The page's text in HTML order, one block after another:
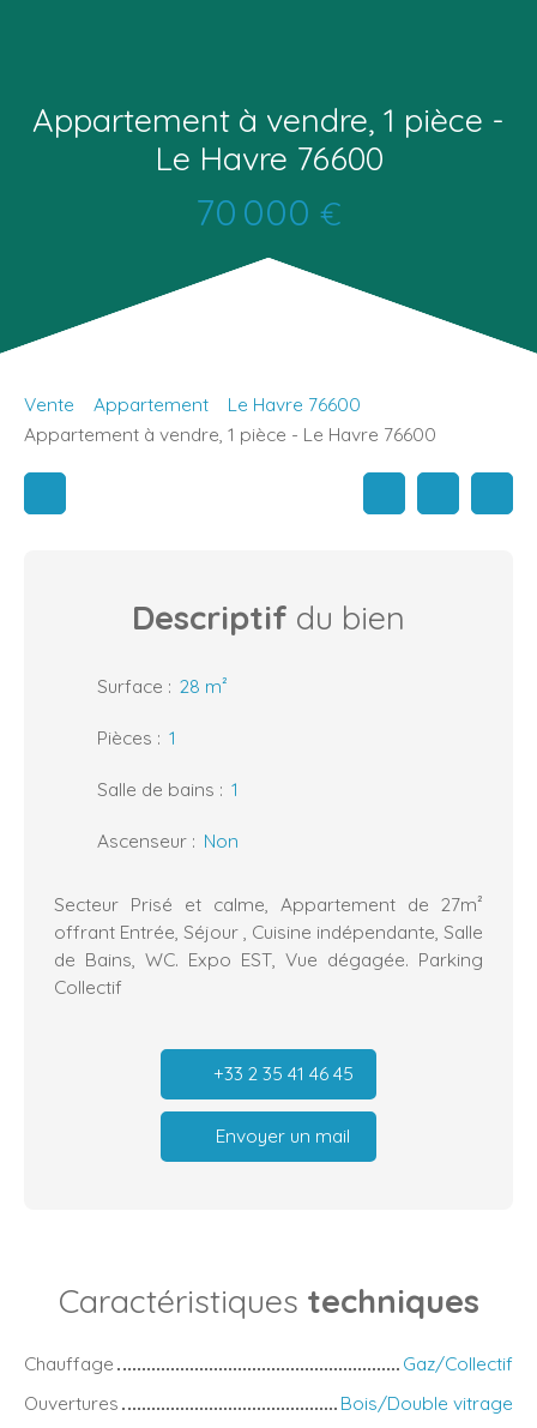
Appartement à vendre, 1 pièce -
Le Havre 76600
70 000 €
Vente Appartement
Le Havre 76600
Appartement à vendre, 1 pièce - Le Havre 76600
Descriptif du bien
Surface : 28 m²
Pièces : 1
Salle de bains : 1
Ascenseur : Non
Secteur Prisé et calme, Appartement de 27m²
offrant Entrée, Séjour , Cuisine indépendante, Salle
de Bains, WC. Expo EST, Vue dégagée. Parking
Collectif
+33 2 35 41 46 45
Envoyer un mail
Caractéristiques techniques
Chauffage
Gaz/Collectif
Ouvertures
Bois/Double vitrage